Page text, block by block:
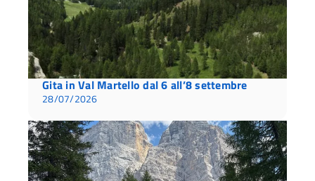
Gita in Val Martello dal 6 all’8 settembre
28/07/2026